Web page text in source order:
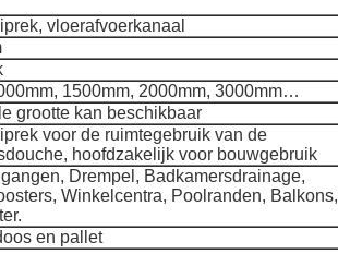
vloerafvoerkanaal
1500mm, 2000mm, 3000mm…
grootte kan beschikbaar
voor de ruimtegebruik van de
hoofdzakelijk voor bouwgebruik
Drempel, Badkamersdrainage,
Winkelcentra, Poolranden, Balkons,
en pallet